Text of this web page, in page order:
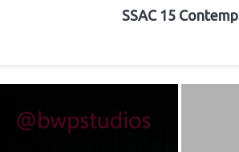
SSAC 15 Contemp